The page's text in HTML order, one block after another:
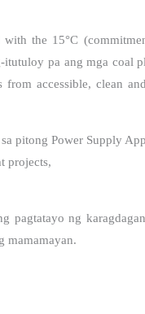
with the 15°C
itutuloy pa ang mga coal
accessible, clean
pitong Power Supply
projects,
pagtatayo ng
mamamayan.